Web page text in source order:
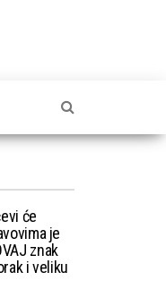
će
je
znak
i veliku